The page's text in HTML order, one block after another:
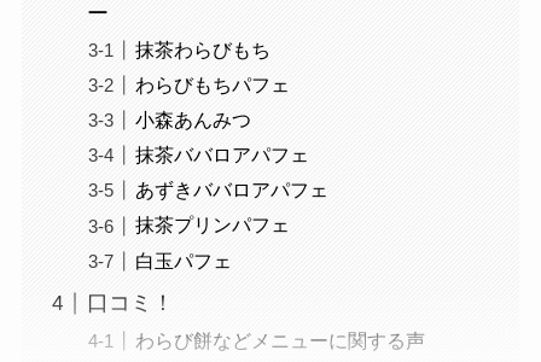
ー
抹茶わらびもち
わらびもちパフェ
小森あんみつ
抹茶ババロアパフェ
あずきババロアパフェ
抹茶プリンパフェ
白玉パフェ
口コミ！
わらび餅などメニューに関する声